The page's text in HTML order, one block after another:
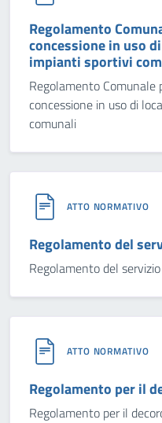
Regolamento
concessione in uso
impianti sportivi
Regolamento Comunale
concessione in uso di
comunali
ATTO NORMATIVO
Regolamento del
Regolamento del
ATTO NORMATIVO
Regolamento per il
Regolamento per il